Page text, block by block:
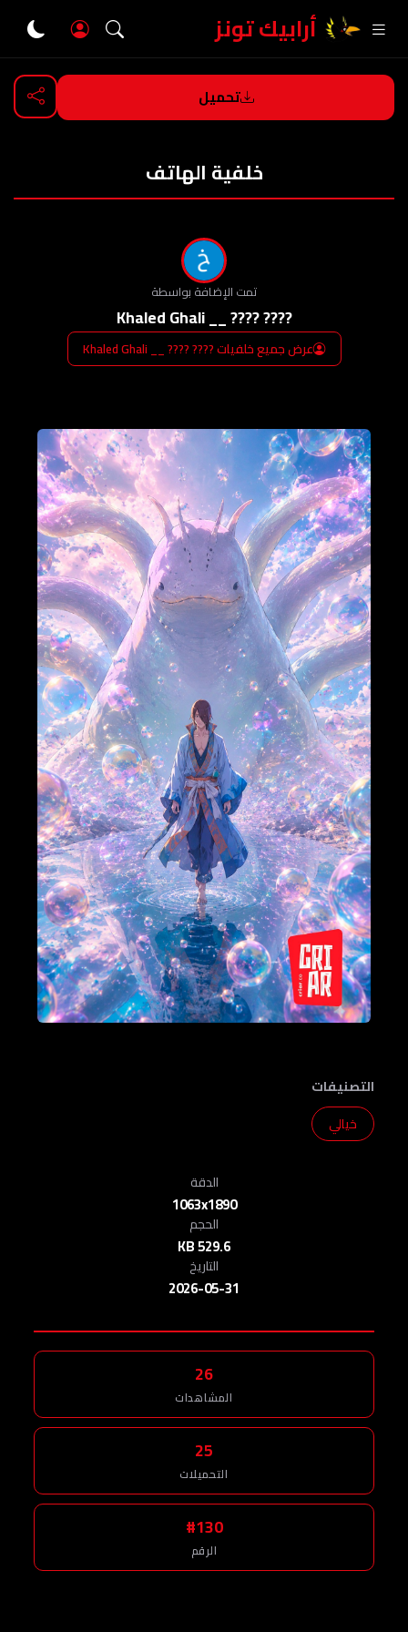
أرابيك تونز
تحميل
خلفية الهاتف
تمت الإضافة بواسطة
???? ???? __ Khaled Ghali
عرض جميع خلفيات ???? ???? __ Khaled Ghali
التصنيفات
خيالي
الدقة
1063x1890
الحجم
529.6 KB
التاريخ
2026-05-31
26
المشاهدات
25
التحميلات
#130
الرقم